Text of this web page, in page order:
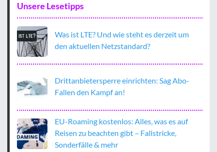
Unsere Lesetipps
Was ist LTE? Und wie steht es derzeit um
den aktuellen Netzstandard?
Drittanbietersperre einrichten: Sag Abo-
Fallen den Kampf an!
EU-Roaming kostenlos: Alles, was es auf
Reisen zu beachten gibt – Fallstricke,
Sonderfälle & mehr